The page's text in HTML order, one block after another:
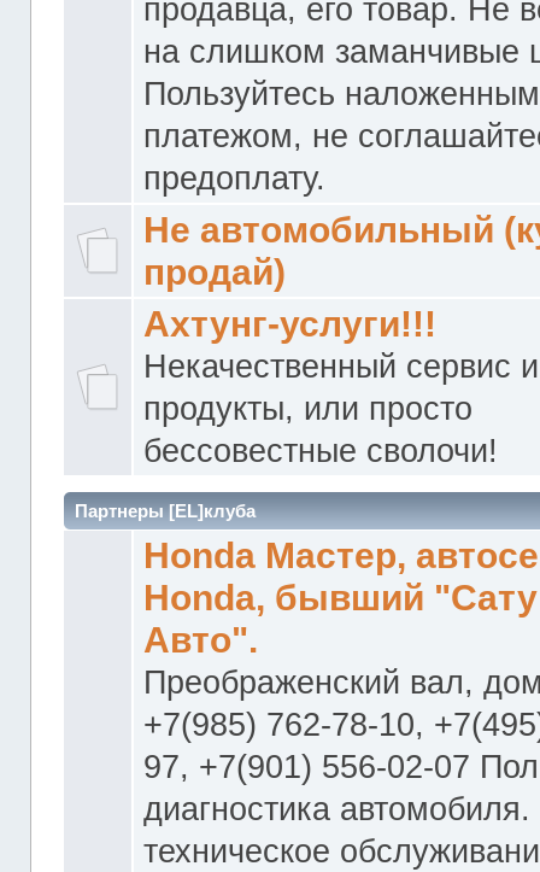
продавца, его товар. Не
на слишком заманчивые
Пользуйтесь наложенным
платежом, не
предоплату.
Не автомобильный
продай)
Ахтунг-услуги!!!
Некачественный сервис и
продукты, или просто
бессовестные сволочи!
Партнеры [EL]клуба
Honda Мастер,
Honda, бывший
Авто".
Преображенский вал,
+7(985) 762-78-10,
97, +7(901) 556-02-07
диагностика
техническое